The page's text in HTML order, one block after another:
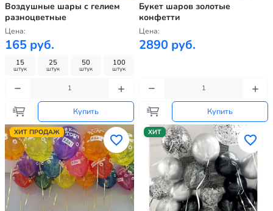
Воздушные шары с гелием
разноцветные
Цена:
165 руб.
15
штук
25
штук
50
штук
100
штук
Купить
Букет шаров золотые
конфетти
Цена:
2890 руб.
Купить
ХИТ ПРОДАЖ ХИТ